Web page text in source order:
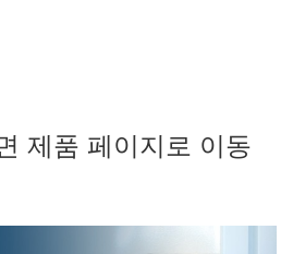
제품 페이지로 이동